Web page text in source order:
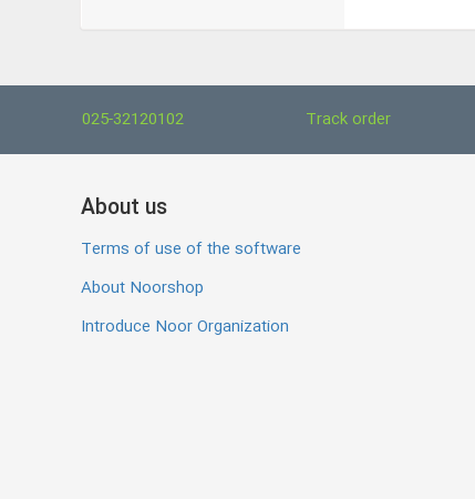
025-32120102 Track order
About us
Terms of use of the software
About Noorshop
Introduce Noor Organization